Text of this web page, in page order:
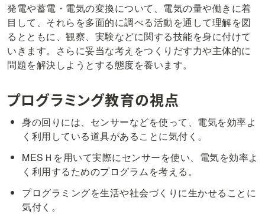
発電や蓄電・電気の変換について、電気の量や働きに着
目して、それらを多面的に調べる活動を通して理解を図
るとともに、観察、実験などに関する技能を身に付けて
いきます。さらに妥当な考えをつくりだす力や主体的に
問題を解決しようとする態度を養います。
プログラミング教育の視点
身の回りには、センサーなどを使って、電気を効率よ
く利用している道具があることに気付く。
MESＨを用いて実際にセンサーを使い、電気を効率よ
く利用するためのプログラムを考える。
プログラミングを生活や社会づくりに生かせることに
気付く。